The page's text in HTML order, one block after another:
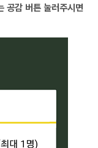
공감 버튼 눌러주시면